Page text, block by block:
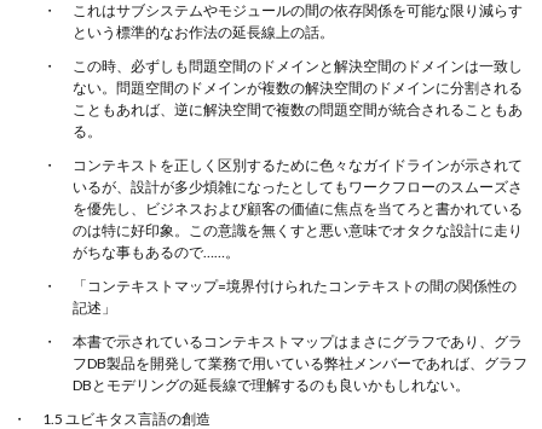
これはサブシステムやモジュールの間の依存関係を可能な限り減らす
という標準的なお作法の延長線上の話。
この時、必ずしも問題空間のドメインと解決空間のドメインは一致し
ない。問題空間のドメインが複数の解決空間のドメインに分割される
こともあれば、逆に解決空間で複数の問題空間が統合されることもあ
る。
コンテキストを正しく区別するために色々なガイドラインが示されて
いるが、設計が多少煩雑になったとしてもワークフローのスムーズさ
を優先し、ビジネスおよび顧客の価値に焦点を当てろと書かれている
のは特に好印象。この意識を無くすと悪い意味でオタクな設計に走り
がちな事もあるので……。
「コンテキストマップ=境界付けられたコンテキストの間の関係性の
記述」
本書で示されているコンテキストマップはまさにグラフであり、グラ
フDB製品を開発して業務で用いている弊社メンバーであれば、グラフ
DBとモデリングの延長線で理解するのも良いかもしれない。
1.5 ユビキタス言語の創造